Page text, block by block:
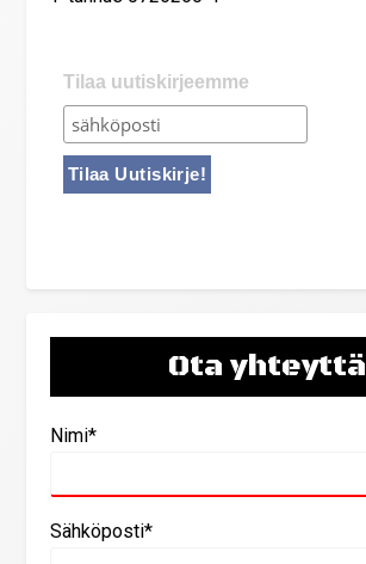
Tilaa uutiskirjeemme
Ota yhteyttä
Nimi*
Sähköposti*